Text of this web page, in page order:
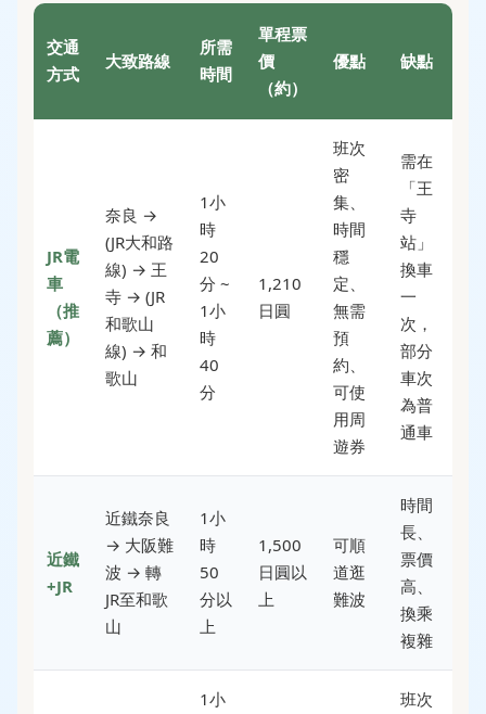
交通
方式
大致路線
所需
時間
單程票
價
（約）
優點 缺點
JR電
車
（推
薦）
奈良 →
(JR大和路
線) → 王
寺 → (JR
和歌山
線) → 和
歌山
1小
時
20
分 ~
1小
時
40
分
1,210
日圓
班次
密
集、
時間
穩
定、
無需
預
約、
可使
用周
遊券
需在
「王
寺
站」
換車
一
次，
部分
車次
為普
通車
近鐵
+JR
近鐵奈良
→ 大阪難
波 → 轉
JR至和歌
山
1小
時
50
分以
上
1,500
日圓以
上
可順
道逛
難波
時間
長、
票價
高、
換乘
複雜
1小
班次